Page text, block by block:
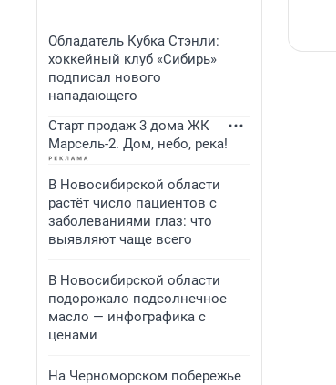
Обладатель Кубка Стэнли:
хоккейный клуб «Сибирь»
подписал нового
нападающего
Старт продаж 3 дома ЖК
Марсель-2. Дом, небо, река!
В Новосибирской области
растёт число пациентов с
заболеваниями глаз: что
выявляют чаще всего
В Новосибирской области
подорожало подсолнечное
масло — инфографика с
ценами
На Черноморском побережье